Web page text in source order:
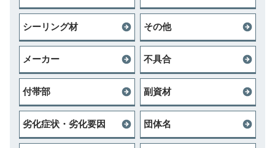
シーリング材 その他
メーカー 不具合
付帯部 副資材
劣化症状・劣化要因 団体名